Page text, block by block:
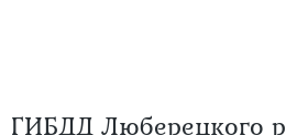
ГИБДД Люберецкого